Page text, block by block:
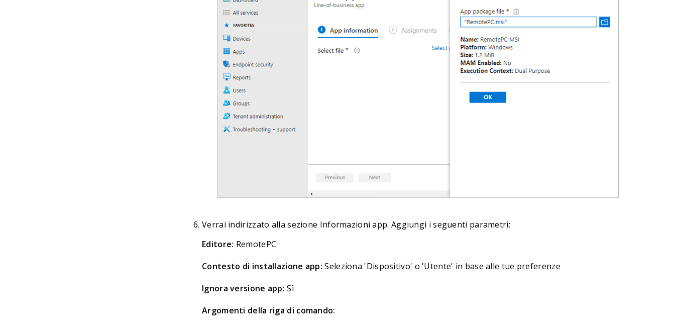
Verrai indirizzato alla sezione Informazioni app. Aggiungi i seguenti parametri:
Editore: RemotePC
Contesto di installazione app: Seleziona 'Dispositivo' o 'Utente' in base alle tue preferenze
Ignora versione app: Sì
Argomenti della riga di comando: